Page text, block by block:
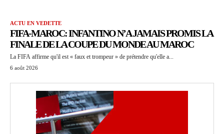
ACTU EN VEDETTE
FIFA-MAROC: INFANTINO N’A JAMAIS PROMIS LA
FINALE DE LA COUPE DU MONDE AU MAROC
La FIFA affirme qu'il est « faux et trompeur » de prétendre qu'elle a...
6 août 2026